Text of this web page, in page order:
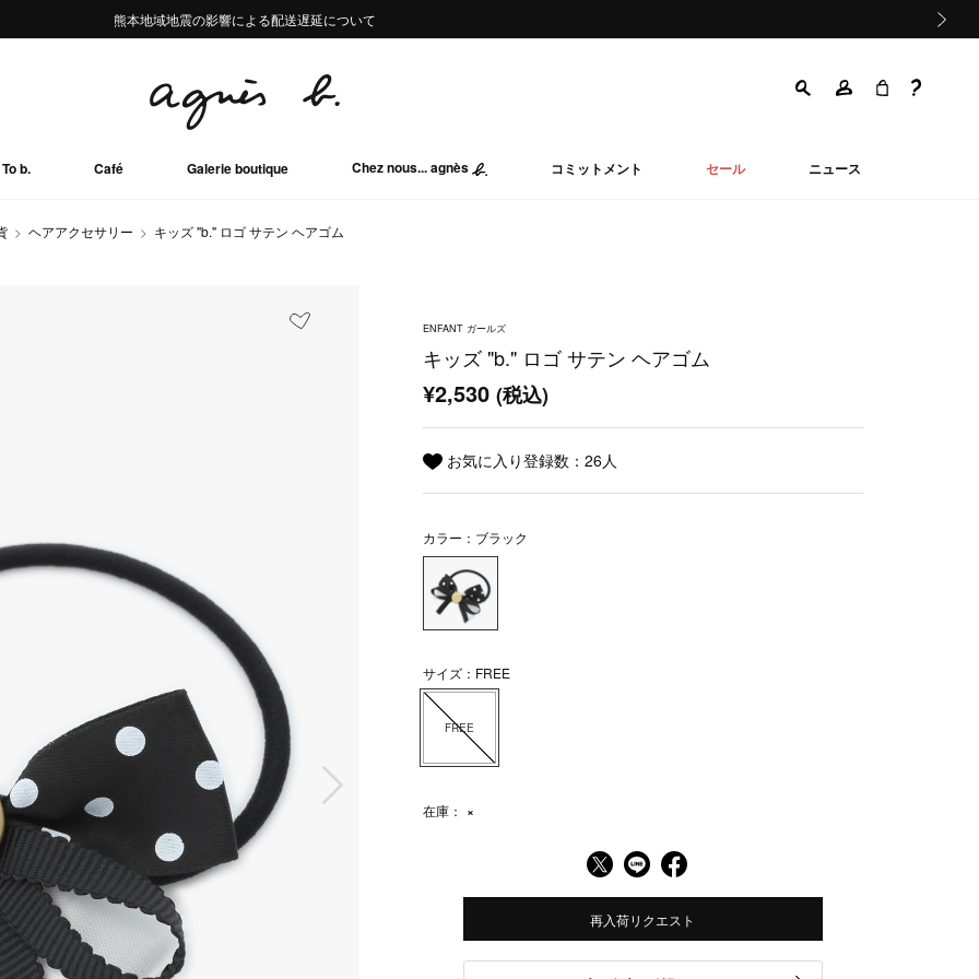
熊本地域地震の影響による配送遅延について
Summer Sale 2buy10%OFF!!
熊本地域地震の影響による配送遅延について
Summer Sale 2buy10%OFF!!
To b. Café Galerie boutique Chez nous... agnès コミットメント セール ニュース
ヘアアクセサリー キッズ "b." ロゴ サテン ヘアゴム
ENFANT ガールズ
キッズ "b." ロゴ サテン ヘアゴム
¥2,530(税込)
お気に入り登録数：26人
カラー：ブラック
サイズ：FREE
FREE
在庫： ×
再入荷リクエスト